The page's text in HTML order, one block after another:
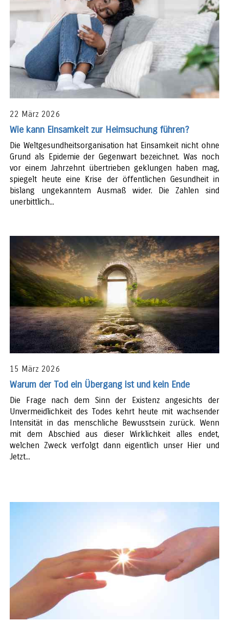
22 März 2026
Wie kann Einsamkeit zur Heimsuchung führen?
Die Weltgesundheitsorganisation hat Einsamkeit nicht ohne
Grund als Epidemie der Gegenwart bezeichnet. Was noch
vor einem Jahrzehnt übertrieben geklungen haben mag,
spiegelt heute eine Krise der öffentlichen Gesundheit in
bislang ungekanntem Ausmaß wider. Die Zahlen sind
unerbittlich...
15 März 2026
Warum der Tod ein Übergang ist und kein Ende
Die Frage nach dem Sinn der Existenz angesichts der
Unvermeidlichkeit des Todes kehrt heute mit wachsender
Intensität in das menschliche Bewusstsein zurück. Wenn
mit dem Abschied aus dieser Wirklichkeit alles endet,
welchen Zweck verfolgt dann eigentlich unser Hier und
Jetzt...